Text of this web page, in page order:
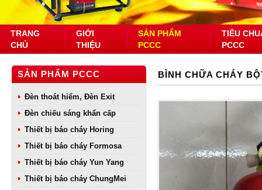
TRANG
CHỦ
GIỚI
THIỆU
SẢN PHẨM
PCCC
TIÊU
PCCC
SẢN PHẨM PCCC
Đèn thoát hiểm, Đèn Exit
Đèn chiếu sáng khẩn cấp
Thiết bị báo cháy Horing
Thiết bị báo cháy Formosa
Thiết bị báo cháy Yun Yang
Thiết bị báo cháy ChungMei
BÌNH CHỮA CHÁY